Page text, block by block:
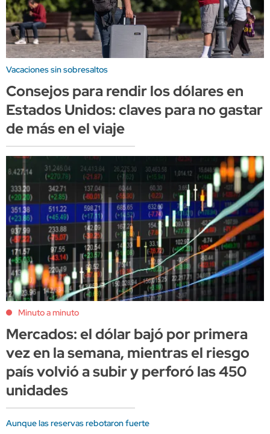
Vacaciones sin sobresaltos
Consejos para rendir los dólares en
Estados Unidos: claves para no gastar
de más en el viaje
Minuto a minuto
Mercados: el dólar bajó por primera
vez en la semana, mientras el riesgo
país volvió a subir y perforó las 450
unidades
Aunque las reservas rebotaron fuerte